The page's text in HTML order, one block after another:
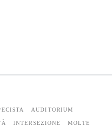
AUDITORIUM
INTERSEZIONE MOLTE